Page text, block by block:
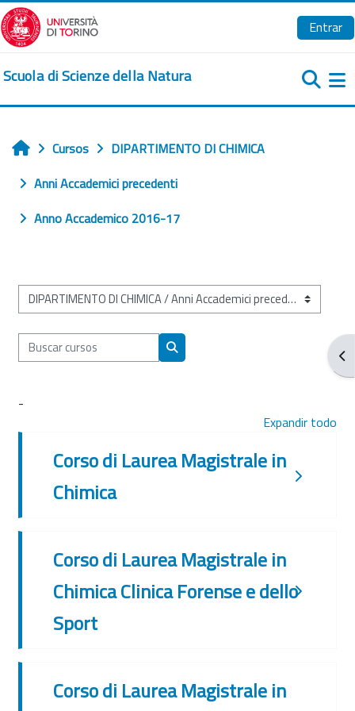
Salta al contenido principal
Entrar
Scuola di Scienze della Natura
Inicio
Cursos
DIPARTIMENTO DI CHIMICA
Anni Accademici precedenti
Anno Accademico 2016-17
Categorías
Buscar cursos
Buscar cursos
-
Expandir todo
Corso di Laurea Magistrale in
Chimica
Corso di Laurea Magistrale in
Chimica Clinica Forense e dello
Sport
Corso di Laurea Magistrale in